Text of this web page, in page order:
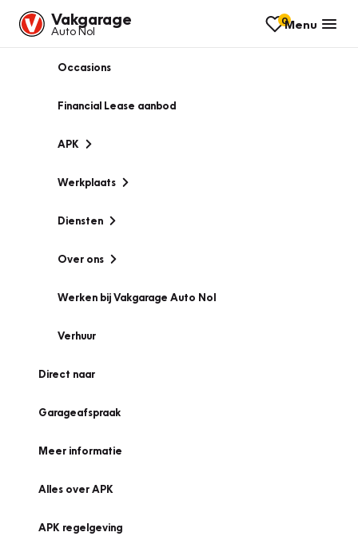
Vakgarage
Auto Nol
0Menu
Occasions
Financial Lease aanbod
APK
Werkplaats
Diensten
Over ons
Werken bij Vakgarage Auto Nol
Verhuur
Direct naar
Garageafspraak
Meer informatie
Alles over APK
APK regelgeving